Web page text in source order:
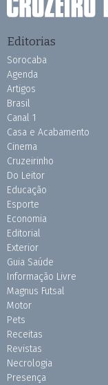
Editorias
Sorocaba
Agenda
Artigos
Brasil
Canal 1
Casa e Acabamento
Cinema
Cruzeirinho
Do Leitor
Educação
Esporte
Economia
Editorial
Exterior
Guia Saúde
Informação Livre
Magnus Futsal
Motor
Pets
Receitas
Revistas
Necrologia
Presença